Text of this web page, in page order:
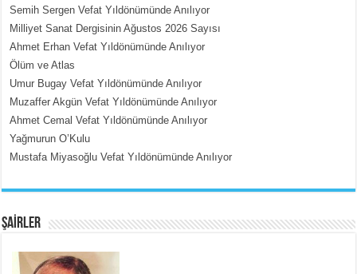
MEHMET ÇOBAN
İçerdeki Put Dışardaki Maskeler...
Semih Sergen Vefat Yıldönümünde Anılıyor
Milliyet Sanat Dergisinin Ağustos 2026 Sayısı
Ahmet Erhan Vefat Yıldönümünde Anılıyor
Ölüm ve Atlas
Umur Bugay Vefat Yıldönümünde Anılıyor
Muzaffer Akgün Vefat Yıldönümünde Anılıyor
Ahmet Cemal Vefat Yıldönümünde Anılıyor
Yağmurun O’Kulu
Mustafa Miyasoğlu Vefat Yıldönümünde Anılıyor
ŞAİRLER